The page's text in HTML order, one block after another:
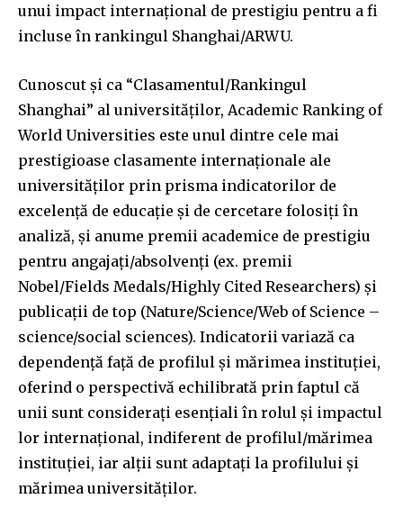
unui impact internațional de prestigiu pentru a fi
incluse în rankingul Shanghai/ARWU.
Cunoscut şi ca “Clasamentul/Rankingul
Shanghai” al universităţilor, Academic Ranking of
World Universities este unul dintre cele mai
prestigioase clasamente internaționale ale
universităților prin prisma indicatorilor de
excelenţă de educaţie şi de cercetare folosiţi în
analiză, și anume premii academice de prestigiu
pentru angajați/absolvenți (ex. premii
Nobel/Fields Medals/Highly Cited Researchers) și
publicații de top (Nature/Science/Web of Science –
science/social sciences). Indicatorii variază ca
dependență față de profilul și mărimea instituției,
oferind o perspectivă echilibrată prin faptul că
unii sunt considerați esențiali în rolul și impactul
lor internațional, indiferent de profilul/mărimea
instituției, iar alții sunt adaptați la profilului și
mărimea universităților.